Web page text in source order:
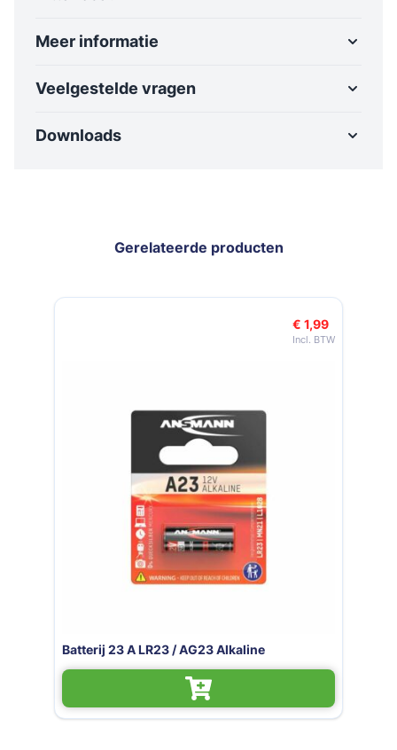
Meer informatie
Veelgestelde vragen
Downloads
Gerelateerde producten
Navigeren door de elementen van de carrousel is mogelijk met
Druk om carrousel over te slaan
€ 1,99
Batterij 23 A LR23 / AG23 Alkaline